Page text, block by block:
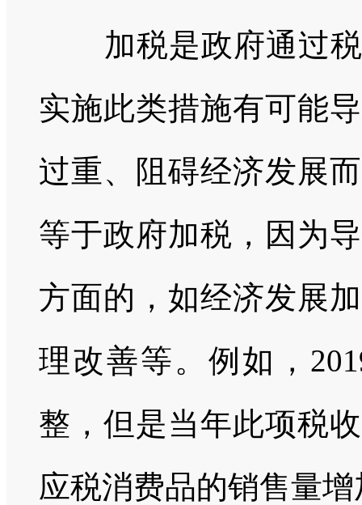
加税是政府通过
实施此类措施有可能
过重、阻碍经济发展
等于政府加税，因为
方面的，如经济发展
理改善等。例如，
整，但是当年此项税
应税消费品的销售量